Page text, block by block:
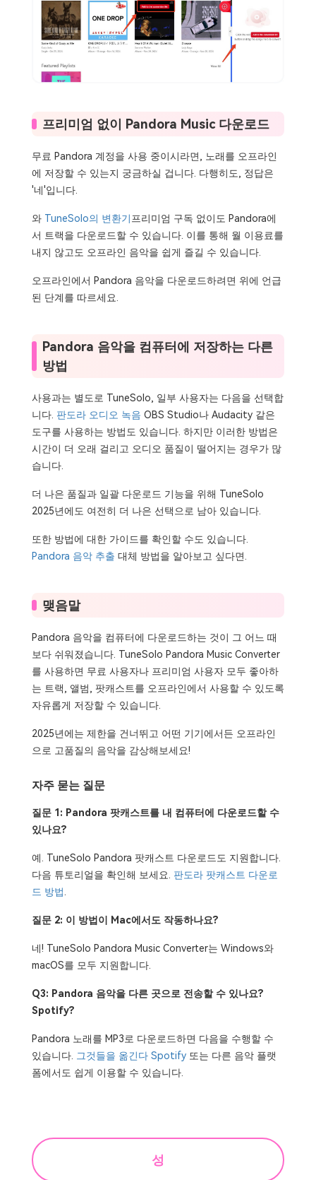
프리미엄 없이 Pandora Music 다운로드
무료 Pandora 계정을 사용 중이시라면, 노래를 오프라인
에 저장할 수 있는지 궁금하실 겁니다. 다행히도, 정답은
'네'입니다.
와 TuneSolo의 변환기프리미엄 구독 없이도 Pandora에
서 트랙을 다운로드할 수 있습니다. 이를 통해 월 이용료를
내지 않고도 오프라인 음악을 쉽게 즐길 수 있습니다.
오프라인에서 Pandora 음악을 다운로드하려면 위에 언급
된 단계를 따르세요.
Pandora 음악을 컴퓨터에 저장하는 다른
방법
사용과는 별도로 TuneSolo, 일부 사용자는 다음을 선택합
니다. 판도라 오디오 녹음 OBS Studio나 Audacity 같은
도구를 사용하는 방법도 있습니다. 하지만 이러한 방법은
시간이 더 오래 걸리고 오디오 품질이 떨어지는 경우가 많
습니다.
더 나은 품질과 일괄 다운로드 기능을 위해 TuneSolo
2025년에도 여전히 더 나은 선택으로 남아 있습니다.
또한 방법에 대한 가이드를 확인할 수도 있습니다.
Pandora 음악 추출 대체 방법을 알아보고 싶다면.
맺음말
Pandora 음악을 컴퓨터에 다운로드하는 것이 그 어느 때
보다 쉬워졌습니다. TuneSolo Pandora Music Converter
를 사용하면 무료 사용자나 프리미엄 사용자 모두 좋아하
는 트랙, 앨범, 팟캐스트를 오프라인에서 사용할 수 있도록
자유롭게 저장할 수 있습니다.
2025년에는 제한을 건너뛰고 어떤 기기에서든 오프라인
으로 고품질의 음악을 감상해보세요!
자주 묻는 질문
질문 1: Pandora 팟캐스트를 내 컴퓨터에 다운로드할 수
있나요?
예. TuneSolo Pandora 팟캐스트 다운로드도 지원합니다.
다음 튜토리얼을 확인해 보세요. 판도라 팟캐스트 다운로
드 방법.
질문 2: 이 방법이 Mac에서도 작동하나요?
네! TuneSolo Pandora Music Converter는 Windows와
macOS를 모두 지원합니다.
Q3: Pandora 음악을 다른 곳으로 전송할 수 있나요?
Spotify?
Pandora 노래를 MP3로 다운로드하면 다음을 수행할 수
있습니다. 그것들을 옮긴다 Spotify또는 다른 음악 플랫
폼에서도 쉽게 이용할 수 있습니다.
성